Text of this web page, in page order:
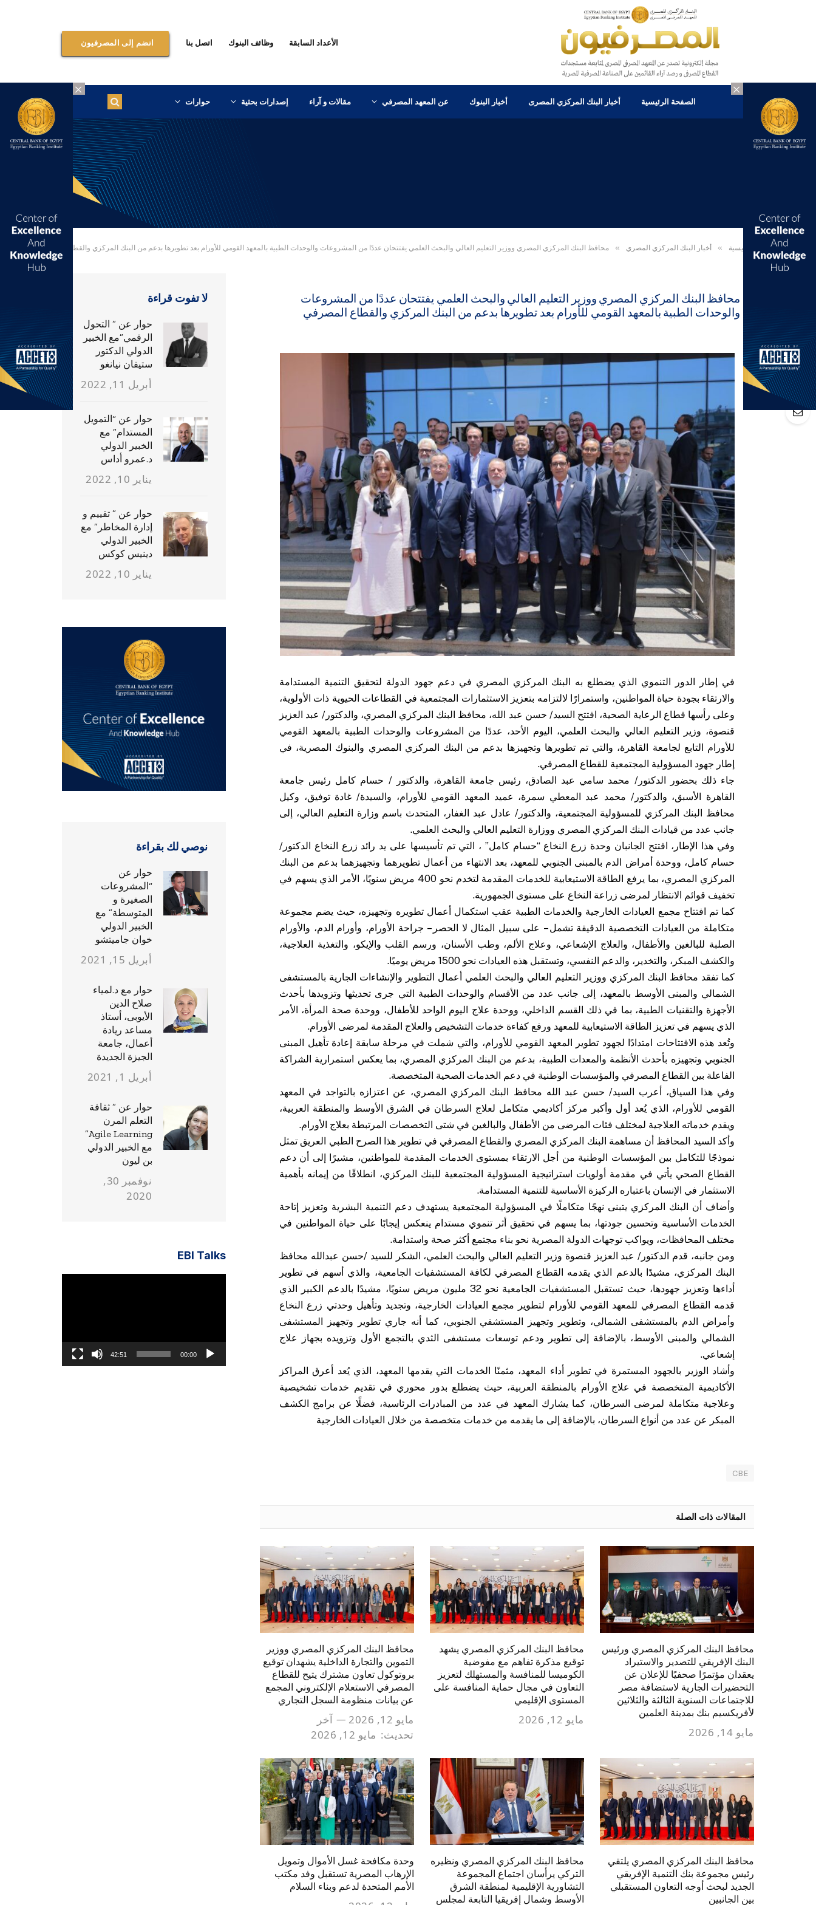
×
×
الأعداد السابقة وظائف البنوك اتصل بنا انضم إلى المصرفيون
الصفحة الرئيسية أخبار البنك المركزي المصرى أخبار البنوك عن المعهد المصرفي مقالات و آراء إصدارات بحثية حوارات
الرئيسية » أخبار البنك المركزي المصري » محافظ البنك المركزي المصري ووزير التعليم العالي والبحث العلمي يفتتحان عددًا من المشروعات والوحدات الطبية بالمعهد القومي للأورام بعد تطويرها بدعم من البنك المركزي والقطاع المصرفي
محافظ البنك المركزي المصري ووزير التعليم العالي والبحث العلمي يفتتحان عددًا من المشروعات
والوحدات الطبية بالمعهد القومي للأورام بعد تطويرها بدعم من البنك المركزي والقطاع المصرفي
في إطار الدور التنموي الذي يضطلع به البنك المركزي المصري في دعم جهود الدولة لتحقيق التنمية المستدامة
والارتقاء بجودة حياة المواطنين، واستمرارًا لالتزامه بتعزيز الاستثمارات المجتمعية في القطاعات الحيوية ذات الأولوية،
وعلى رأسها قطاع الرعاية الصحية، افتتح السيد/ حسن عبد الله، محافظ البنك المركزي المصري، والدكتور/ عبد العزيز
قنصوة، وزير التعليم العالي والبحث العلمي، اليوم الأحد، عددًا من المشروعات والوحدات الطبية بالمعهد القومي
للأورام التابع لجامعة القاهرة، والتي تم تطويرها وتجهيزها بدعم من البنك المركزي المصري والبنوك المصرية، في
إطار جهود المسؤولية المجتمعية للقطاع المصرفي.
جاء ذلك بحضور الدكتور/ محمد سامي عبد الصادق، رئيس جامعة القاهرة، والدكتور / حسام كامل رئيس جامعة
القاهرة الأسبق، والدكتور/ محمد عبد المعطي سمرة، عميد المعهد القومي للأورام، والسيدة/ غادة توفيق، وكيل
محافظ البنك المركزي للمسؤولية المجتمعية، والدكتور/ عادل عبد الغفار، المتحدث باسم وزارة التعليم العالي، إلى
جانب عدد من قيادات البنك المركزي المصري ووزارة التعليم العالي والبحث العلمي.
وفي هذا الإطار، افتتح الجانبان وحدة زرع النخاع “حسام كامل” ، التي تم تأسيسها على يد رائد زرع النخاع الدكتور/
حسام كامل، ووحدة أمراض الدم بالمبنى الجنوبي للمعهد، بعد الانتهاء من أعمال تطويرهما وتجهيزهما بدعم من البنك
المركزي المصري، بما يرفع الطاقة الاستيعابية للخدمات المقدمة لتخدم نحو 400 مريض سنويًا، الأمر الذي يسهم في
تخفيف قوائم الانتظار لمرضى زراعة النخاع على مستوى الجمهورية.
كما تم افتتاح مجمع العيادات الخارجية والخدمات الطبية عقب استكمال أعمال تطويره وتجهيزه، حيث يضم مجموعة
متكاملة من العيادات التخصصية الدقيقة تشمل – على سبيل المثال لا الحصر – جراحة الأورام، وأورام الدم، والأورام
الصلبة للبالغين والأطفال، والعلاج الإشعاعي، وعلاج الألم، وطب الأسنان، ورسم القلب والإيكو، والتغذية العلاجية،
والكشف المبكر، والتخدير، والدعم النفسي، وتستقبل هذه العيادات نحو 1500 مريض يوميًا.
كما تفقد محافظ البنك المركزي ووزير التعليم العالي والبحث العلمي أعمال التطوير والإنشاءات الجارية بالمستشفى
الشمالي والمبنى الأوسط بالمعهد، إلى جانب عدد من الأقسام والوحدات الطبية التي جرى تحديثها وتزويدها بأحدث
الأجهزة والتقنيات الطبية، بما في ذلك القسم الداخلي، ووحدة علاج اليوم الواحد للأطفال، ووحدة صحة المرأة، الأمر
الذي يسهم في تعزيز الطاقة الاستيعابية للمعهد ورفع كفاءة خدمات التشخيص والعلاج المقدمة لمرضى الأورام.
وتُعد هذه الافتتاحات امتدادًا لجهود تطوير المعهد القومي للأورام، والتي شملت في مرحلة سابقة إعادة تأهيل المبنى
الجنوبي وتجهيزه بأحدث الأنظمة والمعدات الطبية، بدعم من البنك المركزي المصري، بما يعكس استمرارية الشراكة
الفاعلة بين القطاع المصرفي والمؤسسات الوطنية في دعم الخدمات الصحية المتخصصة.
وفي هذا السياق، أعرب السيد/ حسن عبد الله محافظ البنك المركزي المصري، عن اعتزازه بالتواجد في المعهد
القومي للأورام، الذي يُعد أول وأكبر مركز أكاديمي متكامل لعلاج السرطان في الشرق الأوسط والمنطقة العربية،
ويقدم خدماته العلاجية لمختلف فئات المرضى من الأطفال والبالغين في شتى التخصصات المرتبطة بعلاج الأورام.
وأكد السيد المحافظ أن مساهمة البنك المركزي المصري والقطاع المصرفي في تطوير هذا الصرح الطبي العريق تمثل
نموذجًا للتكامل بين المؤسسات الوطنية من أجل الارتقاء بمستوى الخدمات المقدمة للمواطنين، مشيرًا إلى أن دعم
القطاع الصحي يأتي في مقدمة أولويات استراتيجية المسؤولية المجتمعية للبنك المركزي، انطلاقًا من إيمانه بأهمية
الاستثمار في الإنسان باعتباره الركيزة الأساسية للتنمية المستدامة.
وأضاف أن البنك المركزي يتبنى نهجًا متكاملًا في المسؤولية المجتمعية يستهدف دعم التنمية البشرية وتعزيز إتاحة
الخدمات الأساسية وتحسين جودتها، بما يسهم في تحقيق أثر تنموي مستدام ينعكس إيجابًا على حياة المواطنين في
مختلف المحافظات، ويواكب توجهات الدولة المصرية نحو بناء مجتمع أكثر صحة واستدامة.
ومن جانبه، قدم الدكتور/ عبد العزيز قنصوة وزير التعليم العالي والبحث العلمي، الشكر للسيد /حسن عبدالله محافظ
البنك المركزي، مشيدًا بالدعم الذي يقدمه القطاع المصرفي لكافة المستشفيات الجامعية، والذي أسهم في تطوير
أداءها وتعزيز جهودها، حيث تستقبل المستشفيات الجامعية نحو 32 مليون مريض سنويًا، مشيدًا بالدعم الكبير الذي
قدمه القطاع المصرفي للمعهد القومي للأورام لتطوير مجمع العيادات الخارجية، وتجديد وتأهيل وحدتي زرع النخاع
وأمراض الدم بالمستشفى الشمالي، وتطوير وتجهيز المستشفي الجنوبي، كما أنه جاري تطوير وتجهيز المستشفى
الشمالي والمبنى الأوسط، بالإضافة إلى تطوير ودعم توسعات مستشفى الثدي بالتجمع الأول وتزويده بجهاز علاج
إشعاعي.
وأشاد الوزير بالجهود المستمرة في تطوير أداء المعهد، مثمنًا الخدمات التي يقدمها المعهد، الذي يُعد أعرق المراكز
الأكاديمية المتخصصة في علاج الأورام بالمنطقة العربية، حيث يضطلع بدور محوري في تقديم خدمات تشخيصية
وعلاجية متكاملة لمرضى السرطان، كما يشارك المعهد في عدد من المبادرات الرئاسية، فضلًا عن برامج الكشف
المبكر عن عدد من أنواع السرطان، بالإضافة إلى ما يقدمه من خدمات متخصصة من خلال العيادات الخارجية
CBE
المقالات ذات الصلة
محافظ البنك المركزي المصري ورئيس
البنك الإفريقي للتصدير والاستيراد
يعقدان مؤتمرًا صحفيًا للإعلان عن
التحضيرات الجارية لاستضافة مصر
للاجتماعات السنوية الثالثة والثلاثين
لأفريكسيم بنك بمدينة العلمين
مايو 14, 2026
محافظ البنك المركزي المصري يشهد
توقيع مذكرة تفاهم مع مفوضية
الكوميسا للمنافسة والمستهلك لتعزيز
التعاون في مجال حماية المنافسة على
المستوى الإقليمي
مايو 12, 2026
محافظ البنك المركزي المصري ووزير
التموين والتجارة الداخلية يشهدان توقيع
بروتوكول تعاون مشترك يتيح للقطاع
المصرفي الاستعلام الإلكتروني المجمع
عن بيانات منظومة السجل التجاري
مايو 12, 2026
آخر
تحديث: مايو 12, 2026
محافظ البنك المركزي المصري يلتقي
رئيس مجموعة بنك التنمية الإفريقي
الجديد لبحث أوجه التعاون المستقبلي
بين الجانبين
محافظ البنك المركزي المصري ونظيره
التركي يرأسان اجتماع المجموعة
التشاورية الإقليمية لمنطقة الشرق
الأوسط وشمال إفريقيا التابعة لمجلس
وحدة مكافحة غسل الأموال وتمويل
الإرهاب المصرية تستقبل وفد مكتب
الأمم المتحدة لدعم وبناء السلام
لا تفوت قراءة
حوار عن ” التحول
الرقمي”مع الخبير
الدولي الدكتور
ستيفان نيانغو
أبريل 11, 2022
حوار عن “التمويل
المستدام” مع
الخبير الدولي
د.عمرو أداس
يناير 10, 2022
حوار عن ” تقييم و
إدارة المخاطر” مع
الخبير الدولي
دينيس كوكس
يناير 10, 2022
نوصي لك بقراءة
حوار عن
“المشروعات
الصغيرة و
المتوسطة” مع
الخبير الدولي
خوان جاميتشو
أبريل 15, 2021
حوار مع د.لمياء
صلاح الدين
الأيوبى، أستاذ
مساعد ريادة
أعمال، جامعة
الجيزة الجديدة
أبريل 1, 2021
حوار عن ” ثقافة
التعلم المرن
Agile Learning”
مع الخبير الدولي
بن ليون
نوفمبر 30,
2020
EBI Talks
00:00
42:51